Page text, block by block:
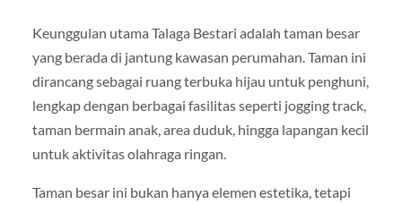
Keunggulan utama Talaga Bestari adalah taman besar
yang berada di jantung kawasan perumahan. Taman ini
dirancang sebagai ruang terbuka hijau untuk penghuni,
lengkap dengan berbagai fasilitas seperti jogging track,
taman bermain anak, area duduk, hingga lapangan kecil
untuk aktivitas olahraga ringan.
Taman besar ini bukan hanya elemen estetika, tetapi